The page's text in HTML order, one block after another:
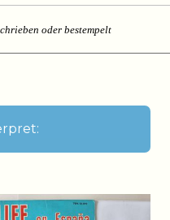
oder bestempelt